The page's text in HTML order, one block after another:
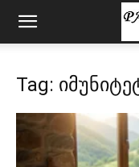
Tag: